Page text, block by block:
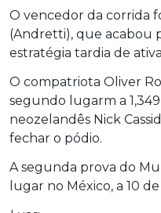
O vencedor da corrida
(Andretti), que acabou
estratégia tardia de
O compatriota Oliver
segundo lugarm a
neozelandês Nick
fechar o pódio.
A segunda prova do
lugar no México, a 10